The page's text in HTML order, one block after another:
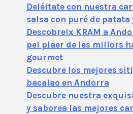
Deléitate con nuestra
salsa con puré de
Descobreix KRAM a
pel plaer de les millors
gourmet
Descubre los mejores
bacalao en Andorra
Descubre nuestra
y saborea las mejores